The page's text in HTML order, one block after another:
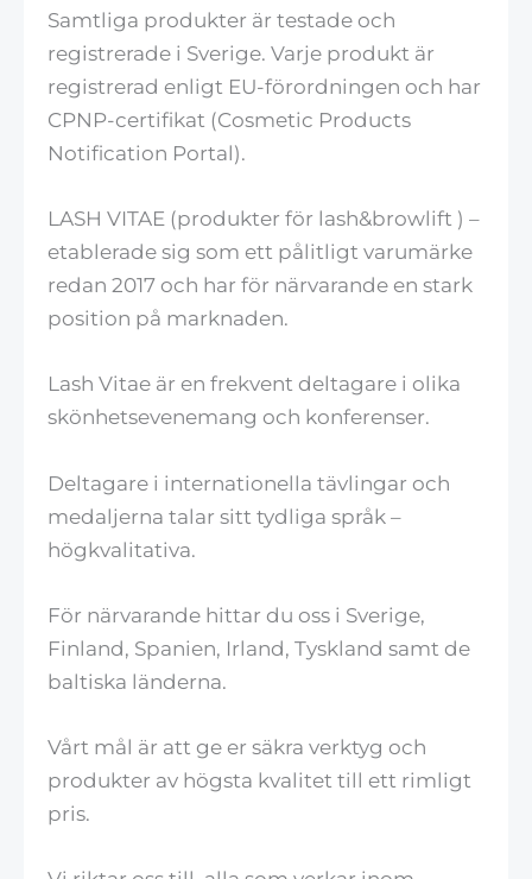
Samtliga produkter är testade och
registrerade i Sverige. Varje produkt är
registrerad enligt EU-förordningen och har
CPNP-certifikat (Cosmetic Products
Notification Portal).
LASH VITAE (produkter för lash&browlift ) –
etablerade sig som ett pålitligt varumärke
redan 2017 och har för närvarande en stark
position på marknaden.
Lash Vitae är en frekvent deltagare i olika
skönhetsevenemang och konferenser.
Deltagare i internationella tävlingar och
medaljerna talar sitt tydliga språk –
högkvalitativa.
För närvarande hittar du oss i Sverige,
Finland, Spanien, Irland, Tyskland samt de
baltiska länderna.
Vårt mål är att ge er säkra verktyg och
produkter av högsta kvalitet till ett rimligt
pris.